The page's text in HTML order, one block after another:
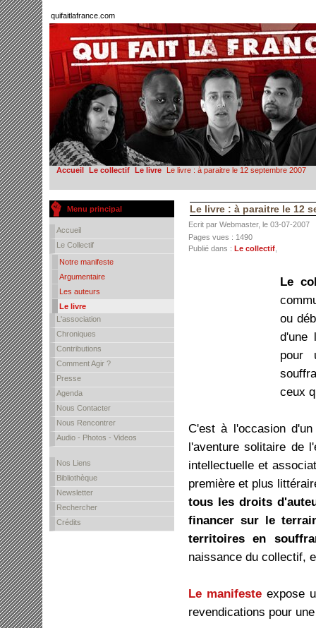
quifaitlafrance.com
Accueil Le collectif Le livre Le livre : à paraitre le 12 septembre 2007
Menu principal
Accueil
Le Collectif
Notre manifeste
Argumentaire
Les auteurs
Le livre
L'association
Chroniques
Contributions
Comment Agir ?
Presse
Agenda
Nous Contacter
Nous Rencontrer
Audio - Photos - Videos
Nos Liens
Bibliothèque
Newsletter
Rechercher
Crédits
Le livre : à paraitre le 12
Ecrit par Webmaster, le 03-07-2007
Pages vues : 1490
Publié dans : Le collectif
Le
ou
d'une
pour
ceux
C'est à l'occasion
l'aventure solitaire de
intellectuelle et
première et plus
tous les droits
financer sur le
territoires en
naissance du collectif,
Le manifeste expose
revendications pour